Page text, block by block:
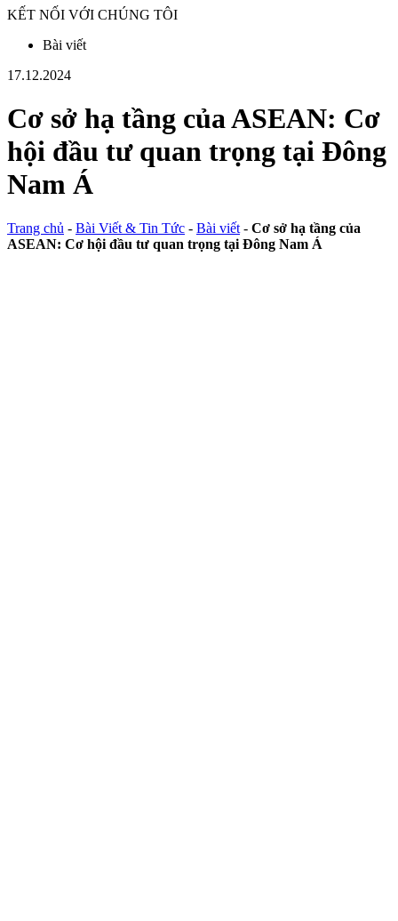
KẾT NỐI VỚI CHÚNG TÔI
Bài viết
17.12.2024
Cơ sở hạ tầng của ASEAN: Cơ
hội đầu tư quan trọng tại Đông
Nam Á
Trang chủ - Bài Viết & Tin Tức - Bài viết - Cơ sở hạ tầng của
ASEAN: Cơ hội đầu tư quan trọng tại Đông Nam Á